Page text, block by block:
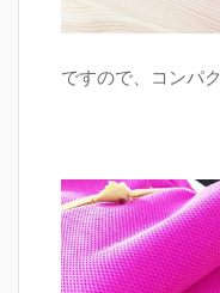
ですので、コンパ